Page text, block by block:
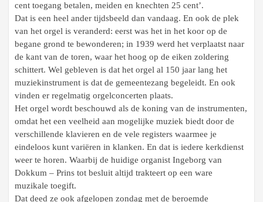
cent toegang betalen, meiden en knechten 25 cent’.
Dat is een heel ander tijdsbeeld dan vandaag. En ook de plek
van het orgel is veranderd: eerst was het in het koor op de
begane grond te bewonderen; in 1939 werd het verplaatst naar
de kant van de toren, waar het hoog op de eiken zoldering
schittert. Wel gebleven is dat het orgel al 150 jaar lang het
muziekinstrument is dat de gemeentezang begeleidt. En ook
vinden er regelmatig orgelconcerten plaats.
Het orgel wordt beschouwd als de koning van de instrumenten,
omdat het een veelheid aan mogelijke muziek biedt door de
verschillende klavieren en de vele registers waarmee je
eindeloos kunt variëren in klanken. En dat is iedere kerkdienst
weer te horen. Waarbij de huidige organist Ingeborg van
Dokkum – Prins tot besluit altijd trakteert op een ware
muzikale toegift.
Dat deed ze ook afgelopen zondag met de beroemde